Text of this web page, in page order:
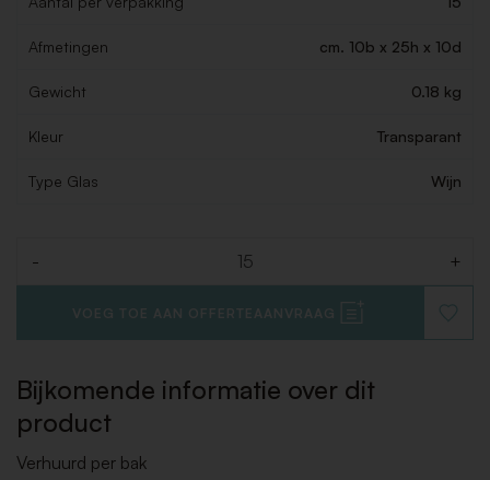
Afmetingen cm. 10b x 25h x 10d
Gewicht 0.18 kg
Kleur Transparant
Type Glas Wijn
- +
VOEG TOE AAN OFFERTEAANVRAAG
TOE
Bijkomende informatie over dit
product
Verhuurd per bak